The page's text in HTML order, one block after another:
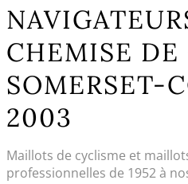
CHEMISE DE
SOMERSET-
2003
Maillots de cyclisme et
professionnelles de 1952 à